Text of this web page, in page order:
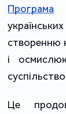
Програма
створенню
і
Це